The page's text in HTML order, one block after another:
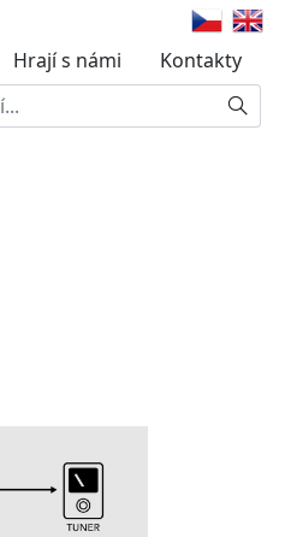
Hrají s námi
Kontakty
Hledat